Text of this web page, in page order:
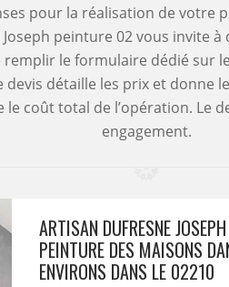
pour la réalisation de votre
peinture 02 vous invite
le formulaire dédié sur
devis détaille les prix et donne
coût total de l’opération. Le
engagement.
ARTISAN DUFRESNE
PEINTURE DES MAISONS
ENVIRONS DANS LE 02210